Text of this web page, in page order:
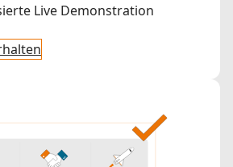
Live Demonstration